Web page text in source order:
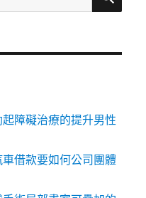
障礙治療的提升男性
借款要如何公司團體